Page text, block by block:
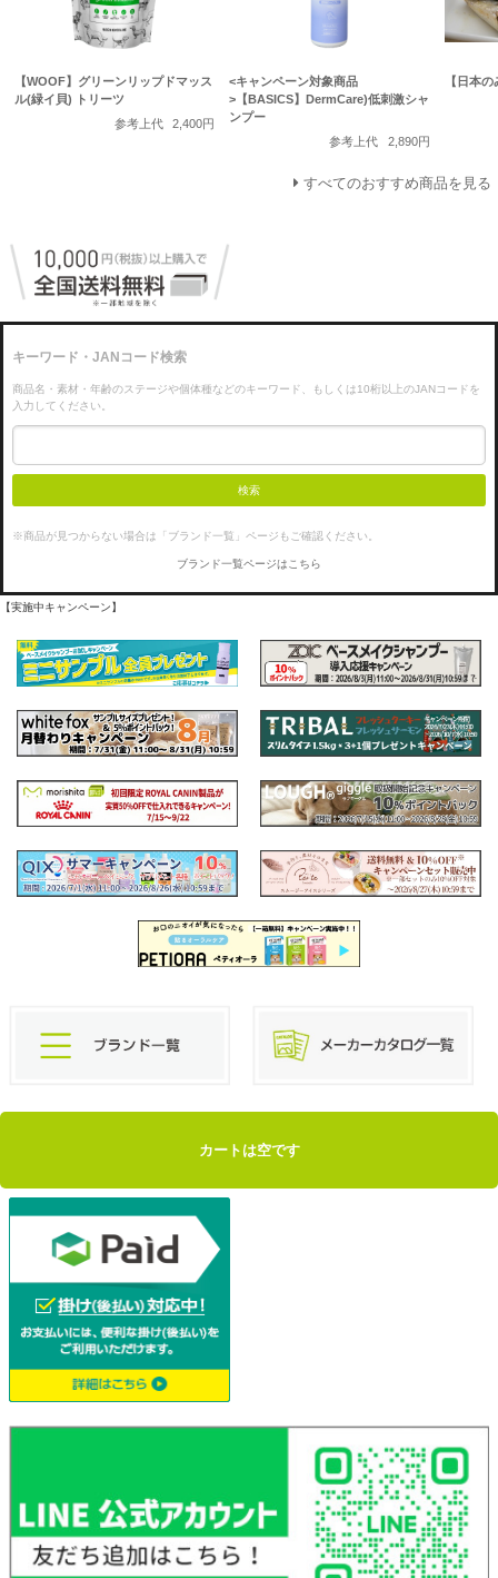
【WOOF】グリーンリップドマッス
ル(緑イ貝) トリーツ
参考上代
2,400円
<キャンペーン対象商品
>【BASICS】DermCare)低刺激シャ
ンプー
参考上代
2,890円
【日本
すべてのおすすめ商品を見る
キーワード・JANコード検索
商品名・素材・年齢のステージや個体種などのキーワード、もしくは10桁以上のJANコードを
入力してください。
検索
※商品が見つからない場合は「ブランド一覧」ページもご確認ください。
ブランド一覧ページはこちら
【実施中キャンペーン】
カートは空です